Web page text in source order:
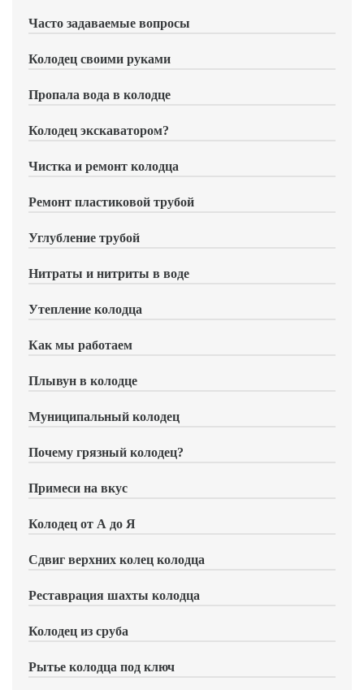
Часто задаваемые вопросы
Колодец своими руками
Пропала вода в колодце
Колодец экскаватором?
Чистка и ремонт колодца
Ремонт пластиковой трубой
Углубление трубой
Нитраты и нитриты в воде
Утепление колодца
Как мы работаем
Плывун в колодце
Муниципальный колодец
Почему грязный колодец?
Примеси на вкус
Колодец от А до Я
Сдвиг верхних колец колодца
Реставрация шахты колодца
Колодец из сруба
Рытье колодца под ключ